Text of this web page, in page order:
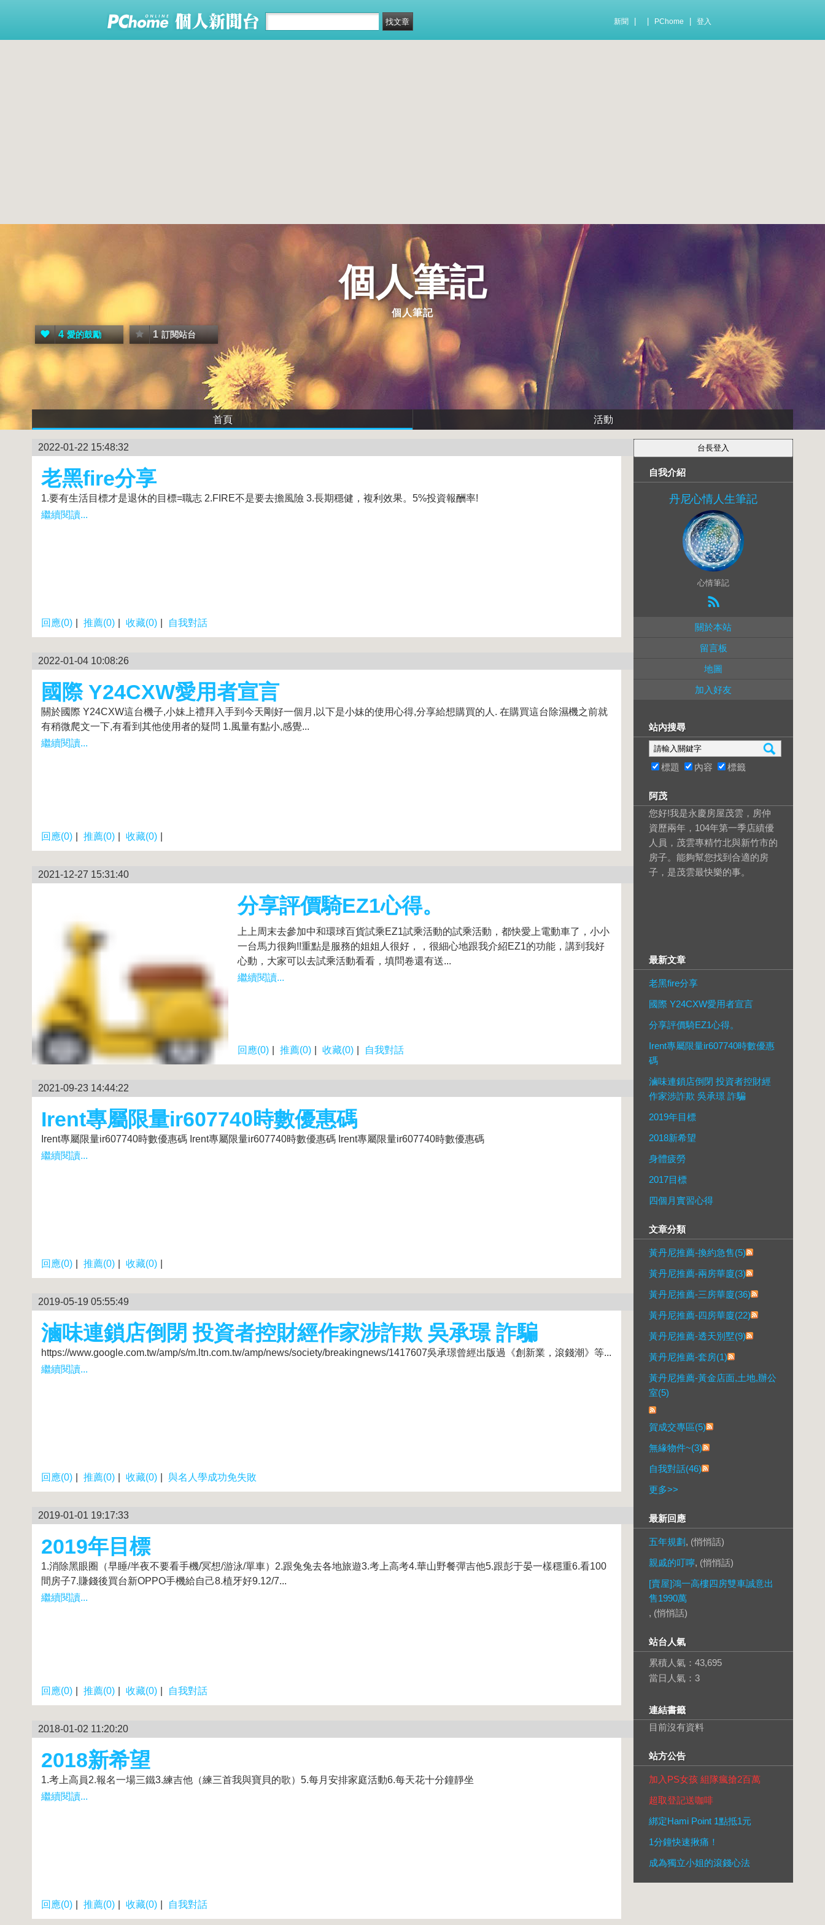
新聞 PChome 登入
個人筆記
個人筆記
4 愛的鼓勵 1 訂閱站台
首頁 活動
2022-01-22 15:48:32
老黑fire分享
1.要有生活目標才是退休的目標=職志 2.FIRE不是要去擔風險 3.長期穩健，複利效果。5%投資報酬率!
繼續閱讀...
回應(0) 推薦(0) 收藏(0) 自我對話
2022-01-04 10:08:26
國際 Y24CXW愛用者宣言
關於國際 Y24CXW這台機子,小妹上禮拜入手到今天剛好一個月,以下是小妹的使用心得,分享給想購買的人. 在購買這台除濕機之前就
有稍微爬文一下,有看到其他使用者的疑問 1.風量有點小,感覺...
繼續閱讀...
回應(0) 推薦(0) 收藏(0)
2021-12-27 15:31:40
分享評價騎EZ1心得。
上上周末去參加中和環球百貨試乘EZ1試乘活動的試乘活動，都快愛上電動車了，小小
一台馬力很夠!!重點是服務的姐姐人很好，，很細心地跟我介紹EZ1的功能，講到我好
心動，大家可以去試乘活動看看，填問卷還有送...
繼續閱讀...
回應(0) 推薦(0) 收藏(0) 自我對話
2021-09-23 14:44:22
Irent專屬限量ir607740時數優惠碼
Irent專屬限量ir607740時數優惠碼 Irent專屬限量ir607740時數優惠碼 Irent專屬限量ir607740時數優惠碼
繼續閱讀...
回應(0) 推薦(0) 收藏(0)
2019-05-19 05:55:49
滷味連鎖店倒閉 投資者控財經作家涉詐欺 吳承璟 詐騙
https://www.google.com.tw/amp/s/m.ltn.com.tw/amp/news/society/breakingnews/1417607吳承璟曾經出版過《創新業，滾錢潮》等...
繼續閱讀...
回應(0) 推薦(0) 收藏(0) 與名人學成功免失敗
2019-01-01 19:17:33
2019年目標
1.消除黑眼圈（早睡/半夜不要看手機/冥想/游泳/單車）2.跟兔兔去各地旅遊3.考上高考4.華山野餐彈吉他5.跟彭于晏一樣穩重6.看100
間房子7.賺錢後買台新OPPO手機給自己8.植牙好9.12/7...
繼續閱讀...
回應(0) 推薦(0) 收藏(0) 自我對話
2018-01-02 11:20:20
2018新希望
1.考上高員2.報名一場三鐵3.練吉他（練三首我與寶貝的歌）5.每月安排家庭活動6.每天花十分鐘靜坐
繼續閱讀...
回應(0) 推薦(0) 收藏(0) 自我對話
自我介紹
丹尼心情人生筆記
心情筆記
關於本站
留言板
地圖
加入好友
站內搜尋
標題 內容 標籤
阿茂
您好!我是永慶房屋茂雲，房仲
資歷兩年，104年第一季店績優
人員，茂雲專精竹北與新竹市的
房子。能夠幫您找到合適的房
子，是茂雲最快樂的事。
最新文章
老黑fire分享
國際 Y24CXW愛用者宣言
分享評價騎EZ1心得。
Irent專屬限量ir607740時數優惠
碼
滷味連鎖店倒閉 投資者控財經
作家涉詐欺 吳承璟 詐騙
2019年目標
2018新希望
身體疲勞
2017目標
四個月實習心得
文章分類
黃丹尼推薦-換約急售(5)
黃丹尼推薦-兩房華廈(3)
黃丹尼推薦-三房華廈(36)
黃丹尼推薦-四房華廈(22)
黃丹尼推薦-透天別墅(9)
黃丹尼推薦-套房(1)
黃丹尼推薦-黃金店面,土地,辦公
室(5)
賀成交專區(5)
無緣物件~(3)
自我對話(46)
更多>>
最新回應
五年規劃 , (悄悄話)
親戚的叮嚀, (悄悄話)
[賣屋]鴻一高樓四房雙車誠意出
售1990萬
, (悄悄話)
站台人氣
累積人氣： 43,695
當日人氣： 3
連結書籤
目前沒有資料
站方公告
加入PS女孩 組隊瘋搶2百萬
超取登記送咖啡
綁定Hami Point 1點抵1元
1分鐘快速揪痛！
成為獨立小姐的滾錢心法